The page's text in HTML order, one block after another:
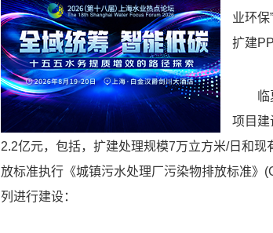
业环保
扩建
项目建
2.2亿元，包括，扩建处理规模7万立方米/日和
放标准执行《城镇污水处理厂污染物排放标准》
列进行建设：